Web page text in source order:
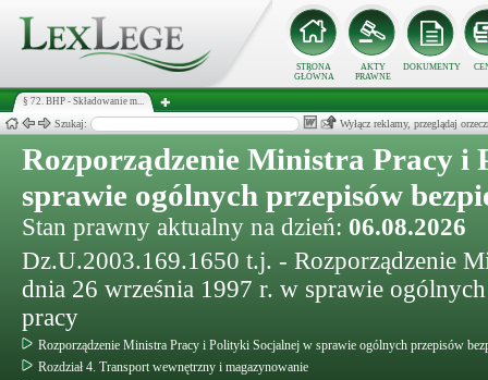
STRONA
GŁÓWNA
AKTY
PRAWNE
DOKUMENTY
§ 72. BHP - Składowanie m...
Szukaj: Wyłącz reklamy, przeglądaj
Rozporządzenie Ministra Pracy i
sprawie ogólnych przepisów
Stan prawny aktualny na dzień: 06.08.2026
Dz.U.2003.169.1650 t.j. - Rozporządzenie
dnia 26 września 1997 r. w sprawie
pracy
Rozporządzenie Ministra Pracy i Polityki Socjalnej w sprawie ogólnych przepisów
Rozdział 4. Transport wewnętrzny i magazynowanie